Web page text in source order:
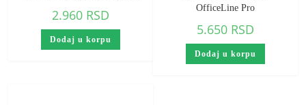
2.960 RSD
Dodaj u korpu
OfficeLine Pro
5.650 RSD
Dodaj u korpu